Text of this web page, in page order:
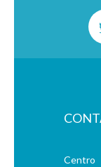
Centro